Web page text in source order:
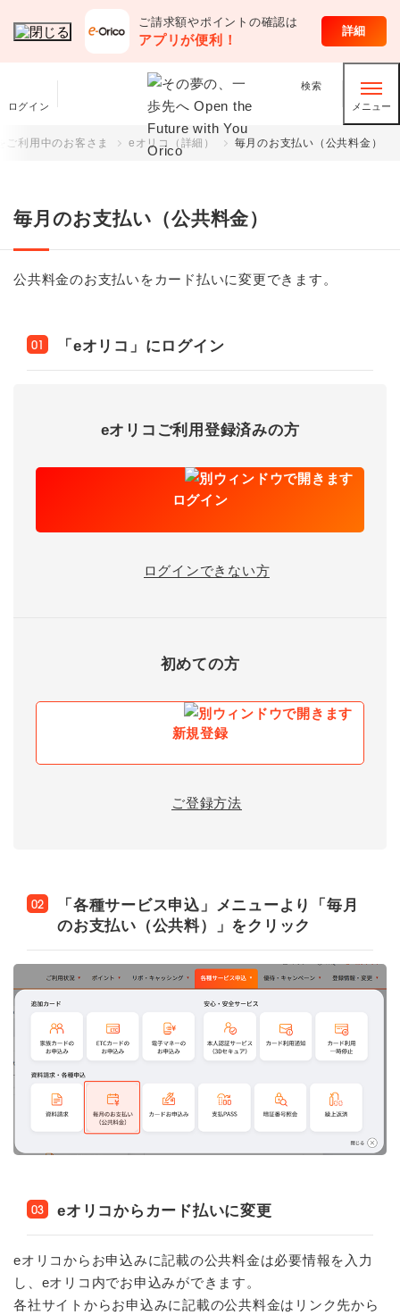
ご請求額やポイントの確認は
アプリが便利！
詳細
ログイン
検索
メニュー
クレジットカード
ご利用中のお客さま eオリコ（詳細） 毎月のお支払い（公共料金）
毎月のお支払い（公共料金）
公共料金のお支払いをカード払いに変更できます。
01 「eオリコ」にログイン
eオリコご利用登録済みの方
ログイン
ログインできない方
初めての方
新規登録
ご登録方法
02
「各種サービス申込」メニューより「毎月
のお支払い（公共料）」をクリック
03 eオリコからカード払いに変更
eオリコからお申込みに記載の公共料金は必要情報を入力
し、eオリコ内でお申込みができます。
各社サイトからお申込みに記載の公共料金はリンク先から